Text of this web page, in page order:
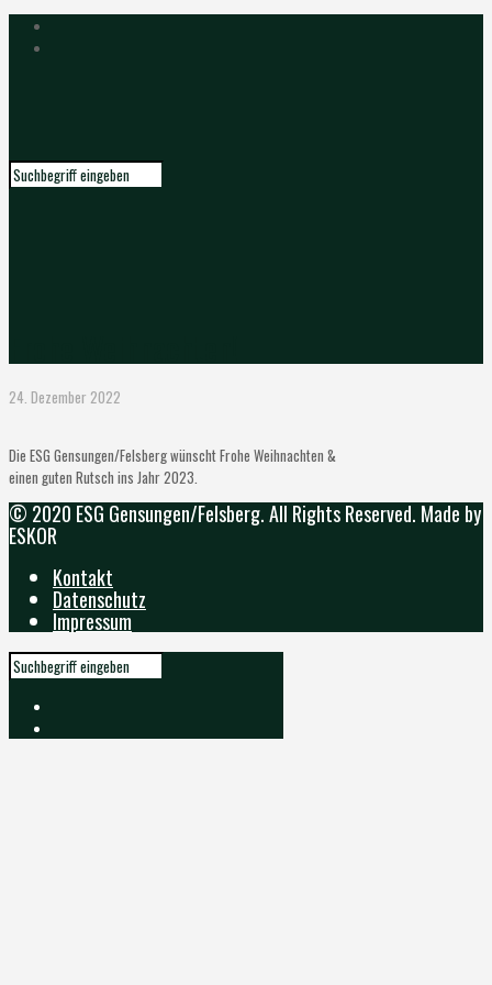
24. Dezember 2022
Die ESG Gensungen/Felsberg wünscht Frohe Weihnachten &
einen guten Rutsch ins Jahr 2023.
© 2020 ESG Gensungen/Felsberg. All Rights Reserved. Made by
ESKOR
Kontakt
Datenschutz
Impressum